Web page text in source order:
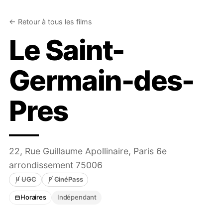
← Retour à tous les films
Le Saint-
Germain-des-
Pres
22, Rue Guillaume Apollinaire, Paris 6e
arrondissement 75006
Carte UGC non acceptée
U UGC Pathé CinéPass non accepté
P CinéPass
Horaires Indépendant